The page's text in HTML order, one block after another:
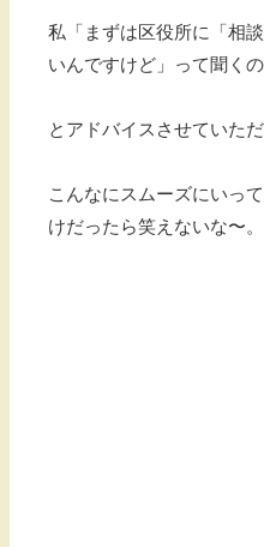
私「まずは区役所に「相
いんですけど」って聞く
とアドバイスさせていただ
こんなにスムーズにいっ
けだったら笑えないな〜。